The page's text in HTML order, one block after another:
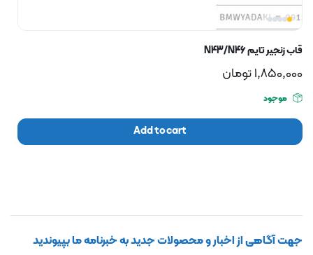
قاب زنجیر تایم N43/N46
1,850,000تومان
موجود
Add to cart
جهت آگاهی از اخبار و محصولات جدید به خبرنامه ما بپیوندید